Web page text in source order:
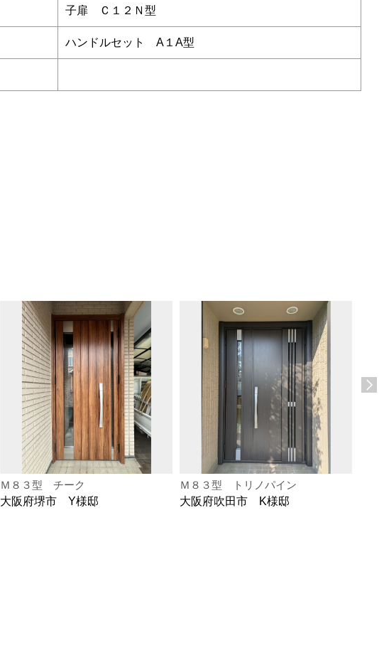
子扉 Ｃ１２Ｎ型
ハンドルセット A１A型
Ｍ８３型 チーク
大阪府堺市 Y様邸
Ｍ８３型 トリノパイン
大阪府吹田市 K様邸